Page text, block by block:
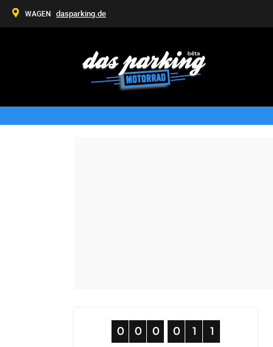
WAGEN dasparking.de